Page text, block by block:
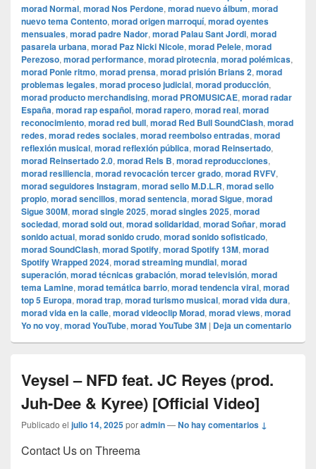
morad Normal, morad Nos Perdone, morad nuevo álbum, morad
nuevo tema Contento, morad origen marroquí, morad oyentes
mensuales, morad padre Nador, morad Palau Sant Jordi, morad
pasarela urbana, morad Paz Nicki Nicole, morad Pelele, morad
Perezoso, morad performance, morad pirotecnia, morad polémicas,
morad Ponle ritmo, morad prensa, morad prisión Brians 2, morad
problemas legales, morad proceso judicial, morad producción,
morad producto merchandising, morad PROMUSICAE, morad radar
España, morad rap español, morad rapero, morad real, morad
reconocimiento, morad red bull, morad Red Bull SoundClash, morad
redes, morad redes sociales, morad reembolso entradas, morad
reflexión musical, morad reflexión pública, morad Reinsertado,
morad Reinsertado 2.0, morad Rels B, morad reproducciones,
morad resiliencia, morad revocación tercer grado, morad RVFV,
morad seguidores Instagram, morad sello M.D.L.R, morad sello
propio, morad sencillos, morad sentencia, morad Sigue, morad
Sigue 300M, morad single 2025, morad singles 2025, morad
sociedad, morad sold out, morad solidaridad, morad Soñar, morad
sonido actual, morad sonido crudo, morad sonido sofisticado,
morad SoundClash, morad Spotify, morad Spotify 13M, morad
Spotify Wrapped 2024, morad streaming mundial, morad
superación, morad técnicas grabación, morad televisión, morad
tema Lamine, morad temática barrio, morad tendencia viral, morad
top 5 Europa, morad trap, morad turismo musical, morad vida dura,
morad vida en la calle, morad videocli‏p Morad, morad views, morad
Yo no voy, morad YouTube, morad YouTube 3M | Deja un comentario
Veysel – NFD feat. JC Reyes (prod.
Juh-Dee & Kyree) [Official Video]
Publicado el julio 14, 2025poradmin—No hay comentarios ↓
Contact Us on Threema